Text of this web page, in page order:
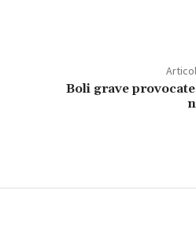
Boli grave